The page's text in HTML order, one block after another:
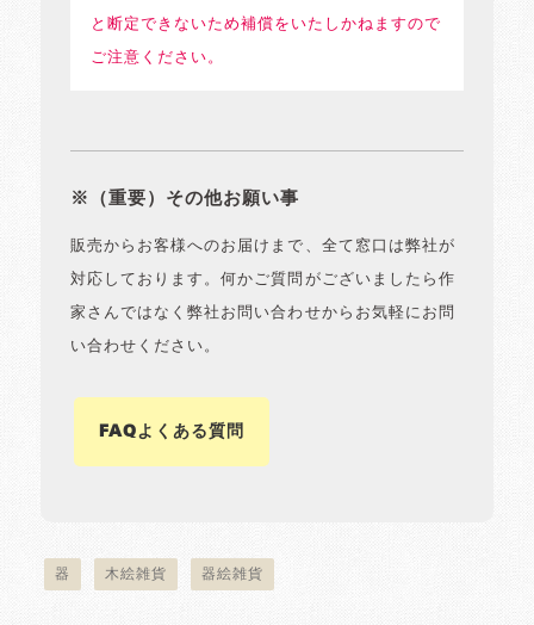
と断定できないため補償をいたしかねますので
ご注意ください。
※（重要）その他お願い事
販売からお客様へのお届けまで、全て窓口は弊社が
対応しております。何かご質問がございましたら作
家さんではなく弊社お問い合わせからお気軽にお問
い合わせください。
FAQよくある質問
器 木絵雑貨 器絵雑貨